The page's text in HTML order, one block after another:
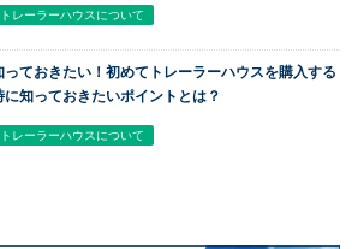
トレーラーハウスについて
っておきたい！初めてトレーラーハウスを購入する
に知っておきたいポイントとは？
トレーラーハウスについて